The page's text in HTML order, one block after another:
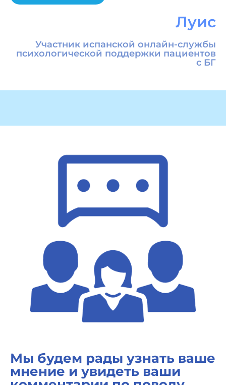
Луис
Участник испанской онлайн-службы
психологической поддержки пациентов
с БГ
Мы будем рады узнать ваше
мнение и увидеть ваши